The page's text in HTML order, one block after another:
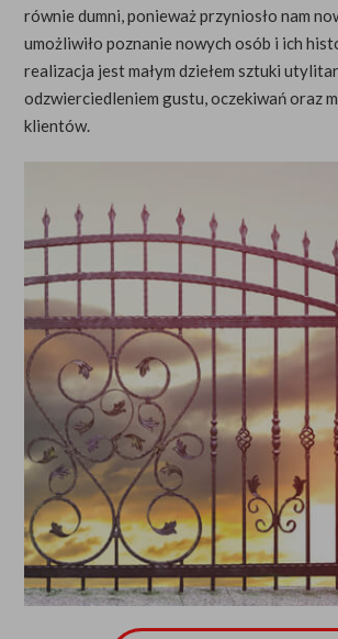
+48 785 289 511 +49 1746038955
równie dumni, ponieważ przyniosło nam
umożliwiło poznanie nowych osób i ich
realizacja jest małym dziełem sztuki
odzwierciedleniem gustu, oczekiwań oraz
klientów.